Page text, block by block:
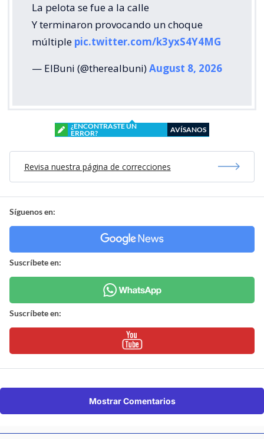
La pelota se fue a la calle
Y terminaron provocando un choque
múltiple pic.twitter.com/k3yxS4Y4MG
— ElBuni (@therealbuni)August 8, 2026
¿ENCONTRASTE UN
ERROR?
AVÍSANOS
Revisa nuestra página de correcciones
Síguenos en:
Suscríbete en:
Suscríbete en:
Mostrar Comentarios